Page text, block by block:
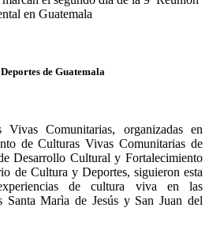
en Guatemala
de Guatemala
Comunitarias, organizadas en
de Culturas Vivas Comunitarias de
Desarrollo Cultural y Fortalecimiento
de Cultura y Deportes, siguieron esta
de cultura viva en las
Santa Marìa de Jesús y San Juan del